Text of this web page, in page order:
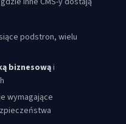
podstron, wielu
biznesowąi
wymagające